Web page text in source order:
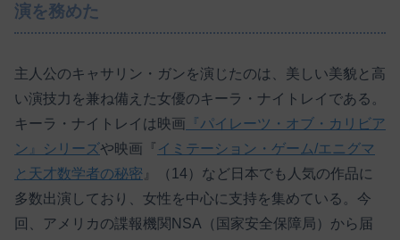
演を務めた
主人公のキャサリン・ガンを演じたのは、美しい美貌と高
い演技力を兼ね備えた女優のキーラ・ナイトレイである。
キーラ・ナイトレイは映画 『パイレーツ・オブ・カリビア
ン』シリーズや映画『 イミテーション・ゲーム/エニグマ
と天才数学者の秘密 』（14）など日本でも人気の作品に
多数出演しており、女性を中心に支持を集めている。今
回、アメリカの諜報機関NSA（国家安全保障局）から届